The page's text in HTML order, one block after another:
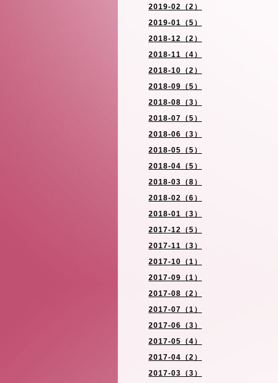
2019-02（2）
2019-01（5）
2018-12（2）
2018-11（4）
2018-10（2）
2018-09（5）
2018-08（3）
2018-07（5）
2018-06（3）
2018-05（5）
2018-04（5）
2018-03（8）
2018-02（6）
2018-01（3）
2017-12（5）
2017-11（3）
2017-10（1）
2017-09（1）
2017-08（2）
2017-07（1）
2017-06（3）
2017-05（4）
2017-04（2）
2017-03（3）